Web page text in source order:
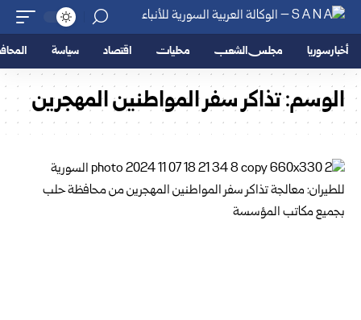
أخبار سوريا مجلس الشعب محليات اقتصاد سياسة
الوسم:تذاكر سفر المواطنين المهجرين